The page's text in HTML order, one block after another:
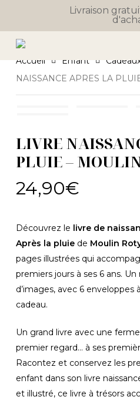
main
Livraison
Accueil Enfant
NAISSANCE APRES LA
LIVRE
PLUIE –
24,90€
Découvrez le livre de
Après la pluiede Moulin
pages illustrées qui
premiers jours à ses 6 ans.
d’images, avec 6 enveloppes
cadeau.
Un grand livre avec une
premier regard… à ses
Racontez et conservez les
enfant dans son livre
et illustré, ce livre à trésors